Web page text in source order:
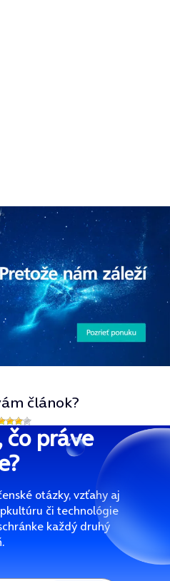
článok?
čo práve
otázky, vzťahy aj
či technológie
každý druhý